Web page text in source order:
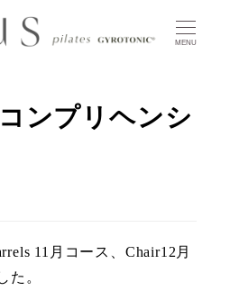
MENU
ンプリヘンシ
11月コース、Chair12月
た。